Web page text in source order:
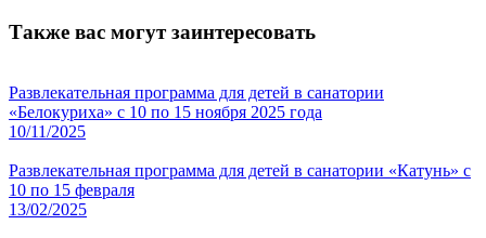
Также вас могут заинтересовать
Развлекательная программа для детей в санатории
«Белокуриха» с 10 по 15 ноября 2025 года
10/11/2025
Развлекательная программа для детей в санатории «Катунь» с
10 по 15 февраля
13/02/2025